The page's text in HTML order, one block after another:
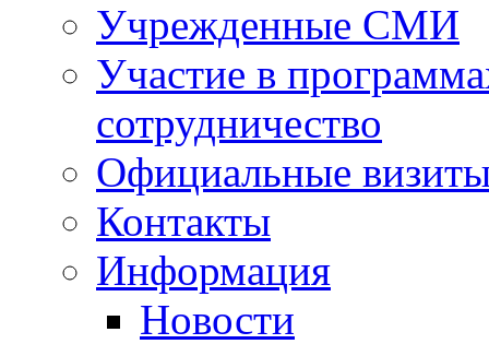
Учрежденные СМИ
Участие в
сотрудничество
Официальные
Контакты
Информация
Новости